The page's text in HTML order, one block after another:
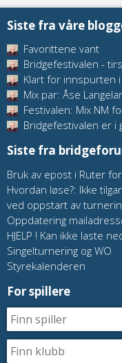
Siste fra våre
Favorittene vant
Bridgefestivalen -
Klart for innspurten i
Mix par: Åse
Festivalen: Mix NM
Bridgefestivalen er i
Siste fra
Bruk av epost i Ruter
Hvordan løse?: Ikke
ved oppstart av
Oppdatering
HJELP ! Kan ikke laste
Singelturnering og WO
Styrekalenderen
For spillere